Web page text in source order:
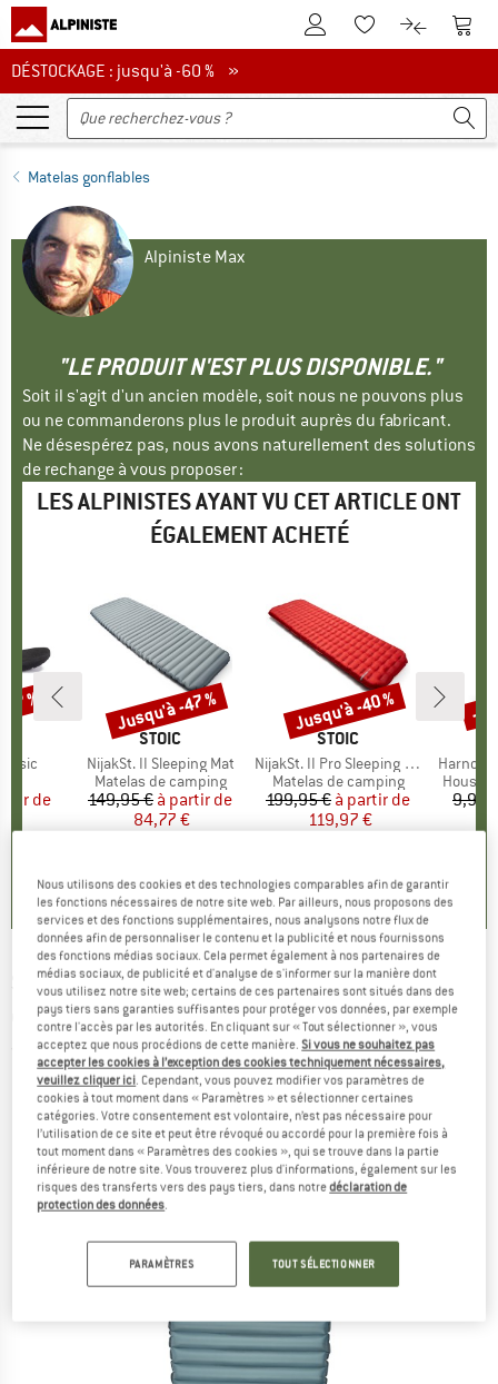
Vers le compte client
Vers la liste
Vers le
DÉSTOCKAGE : jusqu'à -60 %
DÉSTOCKAGE : jusqu'à -60 % »
Matelas gonflables
Alpiniste Max
"LE PRODUIT N'EST PLUS DISPONIBLE."
Soit il s'agit d'un ancien modèle, soit nous ne pouvons plus
ou ne commanderons plus le produit auprès du fabricant.
Ne désespérez pas, nous avons naturellement des solutions
de rechange à vous proposer :
LES ALPINISTES AYANT VU CET ARTICLE ONT
ÉGALEMENT ACHETÉ
réduit
de
)
%
MARQUE
STOIC
Article
NijakSt. II Sleeping Mat
Product group
Matelas de camping
Prix
149,95 € Prix réduit
à partir de
84,77 €
4,3(23)
Remise
Jusqu'à -47 %
MARQUE
STOIC
Article
NijakSt. II Pro Sleeping Mat
Product group
Matelas de camping
Prix
199,95 € Prix réduit
à partir de
119,97 €
4,2(6)
Remise
Jusqu'à -40 %
Article
Housse
9,95
-
STOIC -NijakSt. Sleeping Mat - Matelas de
camping
(0)
Nous utilisons des cookies et des technologies comparables afin de garantir
les fonctions nécessaires de notre site web. Par ailleurs, nous proposons des
services et des fonctions supplémentaires, nous analysons notre flux de
données afin de personnaliser le contenu et la publicité et nous fournissons
des fonctions médias sociaux. Cela permet également à nos partenaires de
médias sociaux, de publicité et d'analyse de s'informer sur la manière dont
vous utilisez notre site web; certains de ces partenaires sont situés dans des
pays tiers sans garanties suffisantes pour protéger vos données, par exemple
contre l'accès par les autorités. En cliquant sur « Tout sélectionner », vous
acceptez que nous procédions de cette manière.Si vous ne souhaitez pas
accepter les cookies à l’exception des cookies techniquement nécessaires,
veuillez cliquer ici. Cependant, vous pouvez modifier vos paramètres de
cookies à tout moment dans « Paramètres » et sélectionner certaines
catégories. Votre consentement est volontaire, n’est pas nécessaire pour
l’utilisation de ce site et peut être révoqué ou accordé pour la première fois à
tout moment dans « Paramètres des cookies », qui se trouve dans la partie
inférieure de notre site. Vous trouverez plus d'informations, également sur les
risques des transferts vers des pays tiers, dans notredéclaration de
protection des données.
PARAMÈTRES TOUT SÉLECTIONNER